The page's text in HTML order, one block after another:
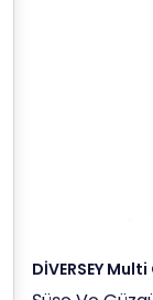
Yaxşı
Nisbi Sıxlıq
Özlülük
DİVERSEY